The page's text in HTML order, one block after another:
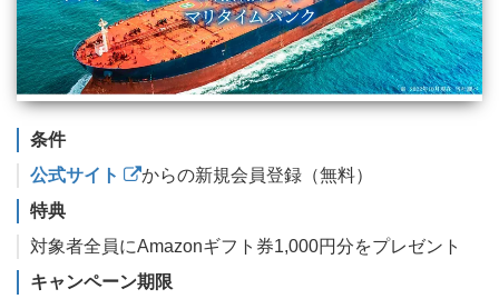
条件
公式サイト
からの新規会員登録（無料）
特典
対象者全員にAmazonギフト券1,000円分をプレゼント
キャンペーン期限